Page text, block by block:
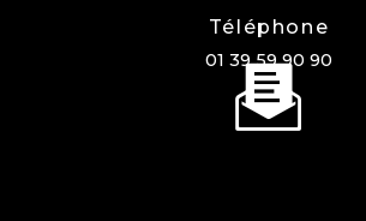
Téléphone
01 39 59 90 90